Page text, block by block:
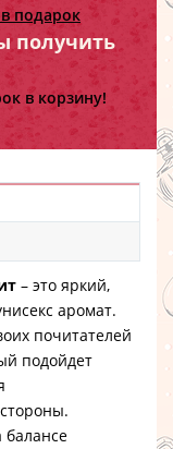
подарок
получить
в корзину!
– это яркий,
аромат.
почитателей
подойдет
балансе